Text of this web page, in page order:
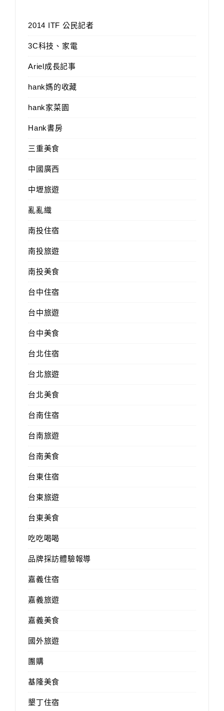
2014 ITF 公民記者
3C科技、家電
Ariel成長記事
hank媽的收藏
hank家菜園
Hank書房
三重美食
中國廣西
中壢旅遊
亂亂織
南投住宿
南投旅遊
南投美食
台中住宿
台中旅遊
台中美食
台北住宿
台北旅遊
台北美食
台南住宿
台南旅遊
台南美食
台東住宿
台東旅遊
台東美食
吃吃喝喝
品牌採訪體驗報導
嘉義住宿
嘉義旅遊
嘉義美食
國外旅遊
團購
基隆美食
墾丁住宿